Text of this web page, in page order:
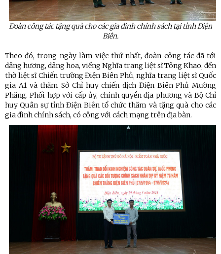
Đoàn công tác tặng quà cho các gia đình chính sách tại tỉnh Điện
Biên.
Theo đó, trong ngày làm việc thứ nhất, đoàn công tác đã tới
dâng hương, dâng hoa, viếng Nghĩa trang liệt sĩ Tông Khao, đền
thờ liệt sĩ Chiến trường Điện Biên Phủ, nghĩa trang liệt sĩ Quốc
gia A1 và thăm Sở Chỉ huy chiến dịch Điện Biên Phủ Mường
Phăng. Phối hợp với cấp ủy, chính quyền địa phương và Bộ Chỉ
huy Quân sự tỉnh Điện Biên tổ chức thăm và tặng quà cho các
gia đình chính sách, có công với cách mạng trên địa bàn.